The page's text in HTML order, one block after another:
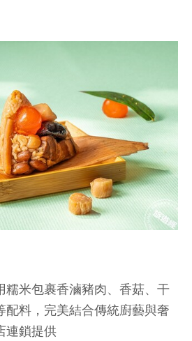
糯米包裹香滷豬肉、香菇、干
配料，完美結合傳統廚藝與奢
連鎖提供